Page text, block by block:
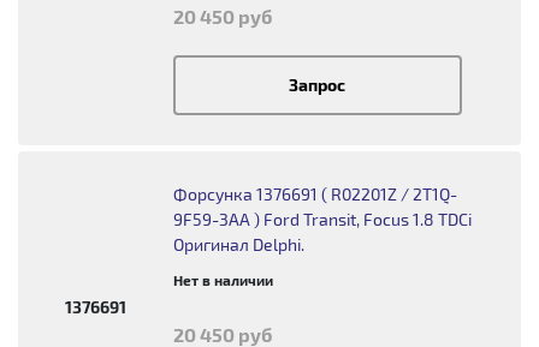
20 450 руб
Запрос
1376691
Форсунка 1376691 ( R02201Z / 2T1Q-
9F59-3AA ) Ford Transit, Focus 1.8 TDCi
Оригинал Delphi.
Нет в наличии
20 450 руб